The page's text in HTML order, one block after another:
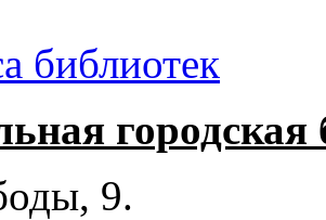
библиотек
9.